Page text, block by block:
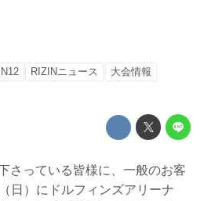
RIZINニュース
大会情報
さっている皆様に、一般のお客
日）にドルフィンズアリーナ